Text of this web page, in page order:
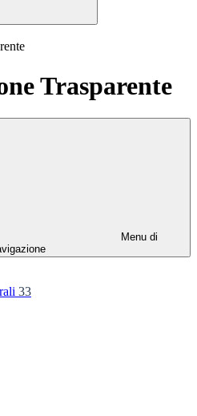
Trasparente
Menu di
33